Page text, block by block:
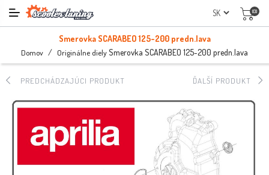
(0)
Smerovka SCARABEO 125-200 predn.lava
Domov / Originálne dielySmerovka SCARABEO 125-200 predn.lava
PREDCHÁDZAJÚCI PRODUKT ĎALŠÍ PRODUKT